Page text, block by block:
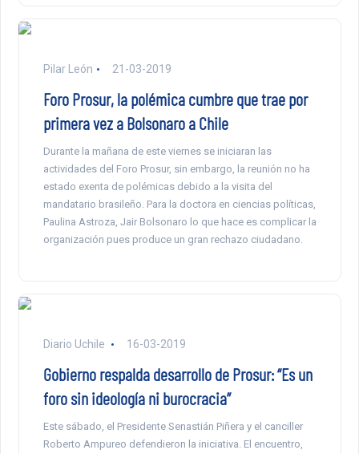
Pilar León 21-03-2019
Foro Prosur, la polémica cumbre que trae por
primera vez a Bolsonaro a Chile
Durante la mañana de este viernes se iniciaran las
actividades del Foro Prosur, sin embargo, la reunión no ha
estado exenta de polémicas debido a la visita del
mandatario brasileño. Para la doctora en ciencias políticas,
Paulina Astroza, Jair Bolsonaro lo que hace es complicar la
organización pues produce un gran rechazo ciudadano.
Diario Uchile 16-03-2019
Gobierno respalda desarrollo de Prosur: “Es un
foro sin ideología ni burocracia”
Este sábado, el Presidente Senastián Piñera y el canciller
Roberto Ampureo defendieron la iniciativa. El encuentro,